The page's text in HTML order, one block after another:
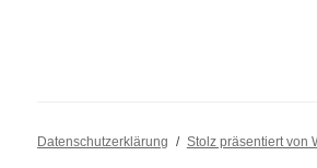
Datenschutzerklärung Stolz präsentiert von